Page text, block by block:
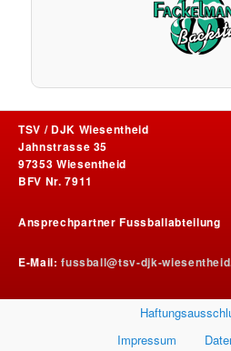
TSV / DJK Wiesentheid
Jahnstrasse 35
97353 Wiesentheid
BFV Nr. 7911
Ansprechpartner Fussballabteilung
E-Mail:fussball@tsv-djk-
Impressum